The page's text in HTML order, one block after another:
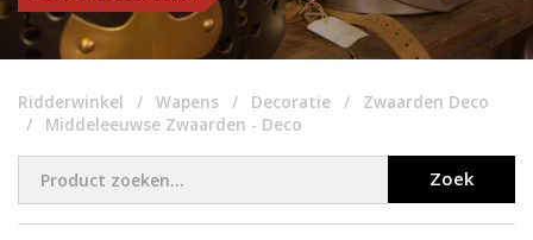
Ridderwinkel Wapens Decoratie
Zwaarden Deco
Middeleeuwse Zwaarden - Deco
Zoek